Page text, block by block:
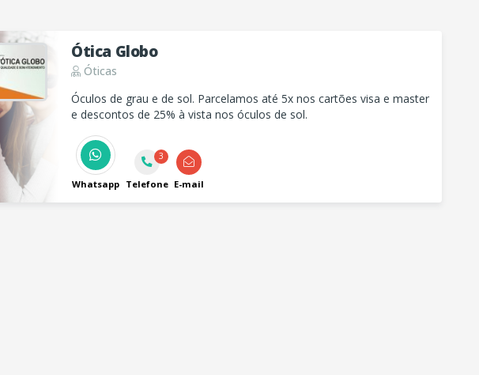
Ótica Globo
Óticas
Óculos de grau e de sol. Parcelamos até 5x nos cartões visa e master
e descontos de 25% à vista nos óculos de sol.
Whatsapp
3
Telefone E-mail